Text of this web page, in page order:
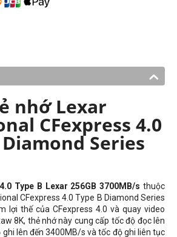
nhớ Lexar
CFexpress 4.0
Series
Type B Lexar 256GB 3700MB/s thuộc
CFexpress 4.0 Type B Diamond Series
lợi thế của CFexpress 4.0 và quay video
8K, thẻ nhớ này cung cấp tốc độ đọc lên
lên đến 3400MB/s và tốc độ ghi liên tục